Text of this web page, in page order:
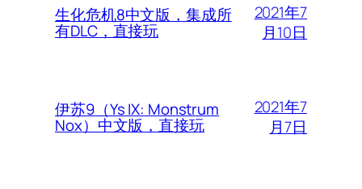
生化危机8中文版，集成所
有DLC，直接玩
2021年7
月10日
伊苏9（Ys IX: Monstrum
Nox）中文版，直接玩
2021年7
月7日